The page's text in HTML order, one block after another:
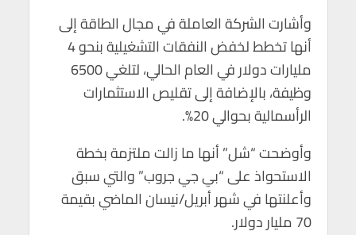
وأشارت الشركة العاملة في مجال الطاقة إلى
أنها تخطط لخفض النفقات التشغيلية بنحو 4
مليارات دولار في العام الحالي، لتلغي 6500
وظيفة، بالإضافة إلى تقليص الاستثمارات
الرأسمالية بحوالي 20%.
وأوضحت “شل” أنها ما زالت ملتزمة بخطة
الاستحواذ على “بي جي جروب” والتي سبق
وأعلنتها في شهر أبريل/نيسان الماضي بقيمة
70 مليار دولار.